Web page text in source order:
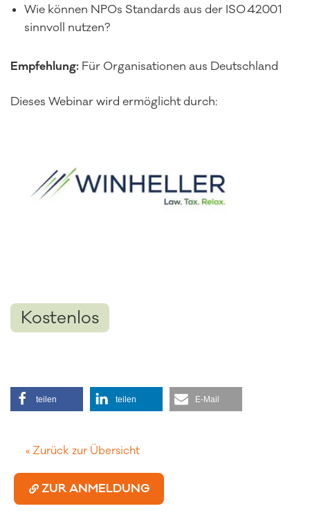
Wie können NPOs Standards aus der ISO 42001
sinnvoll nutzen?
Empfehlung: Für Organisationen aus Deutschland
Dieses Webinar wird ermöglicht durch:
Kostenlos
teilen teilen E-Mail
« Zurück zur Übersicht
ZUR ANMELDUNG